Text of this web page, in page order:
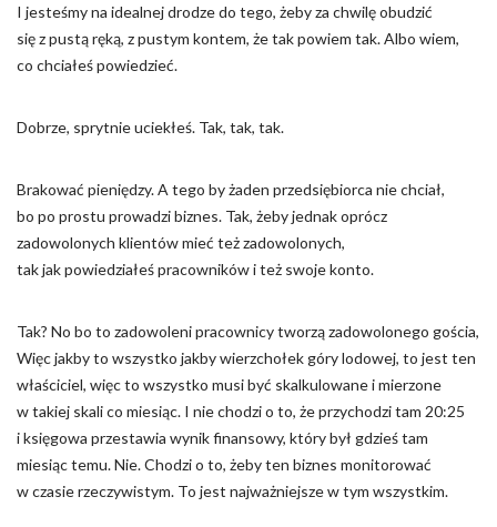
I jesteśmy na idealnej drodze do tego, żeby za chwilę obudzić
się z pustą ręką, z pustym kontem, że tak powiem tak. Albo wiem,
co chciałeś powiedzieć.
Dobrze, sprytnie uciekłeś. Tak, tak, tak.
Brakować pieniędzy. A tego by żaden przedsiębiorca nie chciał,
bo po prostu prowadzi biznes. Tak, żeby jednak oprócz
zadowolonych klientów mieć też zadowolonych,
tak jak powiedziałeś pracowników i też swoje konto.
Tak? No bo to zadowoleni pracownicy tworzą zadowolonego gościa,
Więc jakby to wszystko jakby wierzchołek góry lodowej, to jest ten
właściciel, więc to wszystko musi być skalkulowane i mierzone
w takiej skali co miesiąc. I nie chodzi o to, że przychodzi tam 20:25
i księgowa przestawia wynik finansowy, który był gdzieś tam
miesiąc temu. Nie. Chodzi o to, żeby ten biznes monitorować
w czasie rzeczywistym. To jest najważniejsze w tym wszystkim.